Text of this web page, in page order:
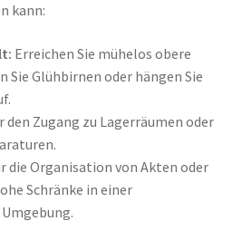
kann:
Erreichen Sie mühelos obere
Sie Glühbirnen oder hängen Sie
den Zugang zu Lagerräumen oder
die Organisation von Akten oder
Schränke in einer